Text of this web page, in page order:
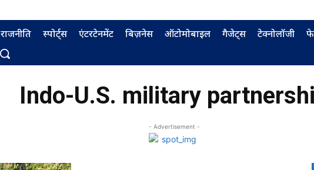
राजनीति स्पोर्ट्स एंटरटेनमेंट बिज़नेस ऑटोमोबाइल गैजेट्स टेक्नोलॉजी
Indo-U.S. military
- Advertisement -